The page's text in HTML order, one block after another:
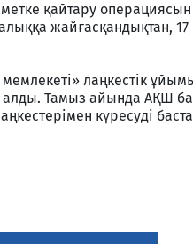
қайтару
жайғасқандықтан,
мемлекеті» лаңкестік
Тамыз айында АҚШ
күресуді